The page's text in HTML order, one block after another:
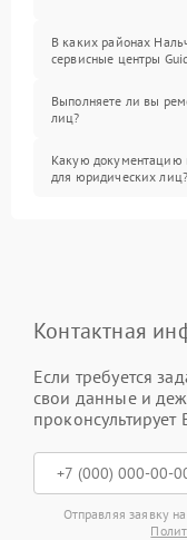
В каких районах
сервисные центры
Выполняете ли вы
лиц?
Какую документацию
для юридических лиц?
Контактная
Если требуется
свои данные и
проконсультирует
Отправляя заявку